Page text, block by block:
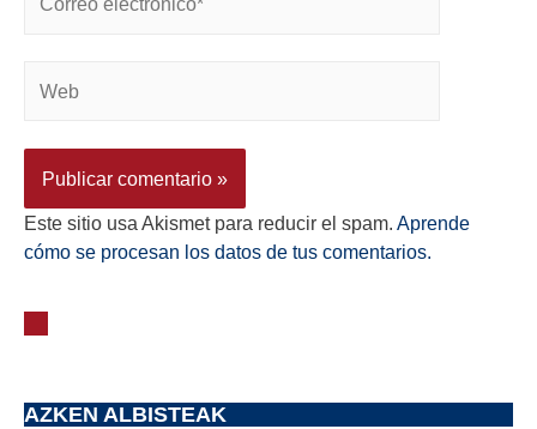
Este sitio usa Akismet para reducir el spam. Aprende
cómo se procesan los datos de tus comentarios.
AZKEN ALBISTEAK